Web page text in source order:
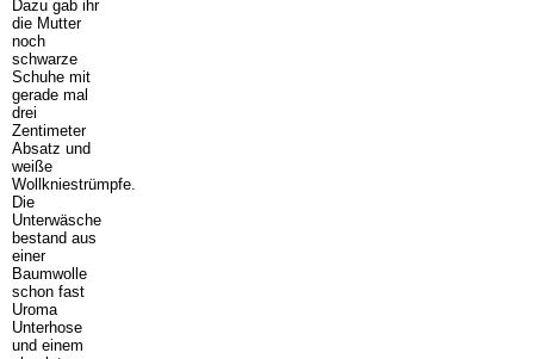
Dazu gab ihr
die Mutter
noch
schwarze
Schuhe mit
gerade mal
drei
Zentimeter
Absatz und
weiße
Wollkniestrümpfe.
Die
Unterwäsche
bestand aus
einer
Baumwolle
schon fast
Uroma
Unterhose
und einem